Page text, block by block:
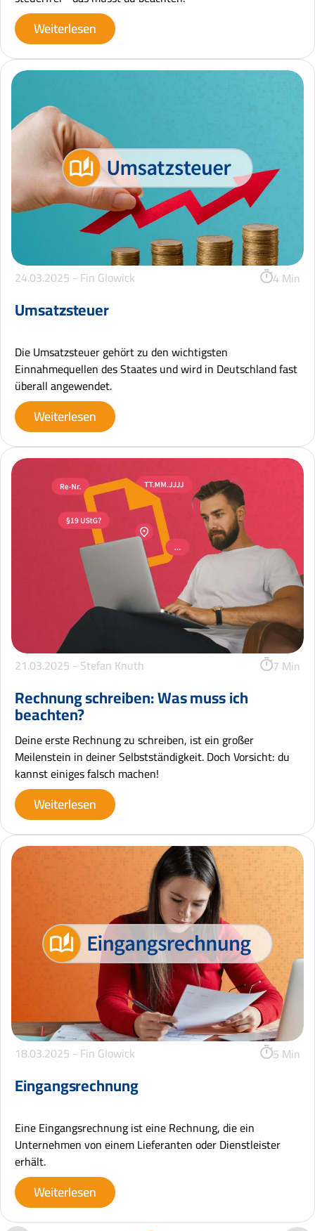
Weiterlesen
24.03.2025 - Fin Glowick 4 Min
Umsatzsteuer
Die Umsatzsteuer gehört zu den wichtigsten
Einnahmequellen des Staates und wird in Deutschland fast
überall angewendet.
Weiterlesen
21.03.2025 - Stefan Knuth 7 Min
Rechnung schreiben: Was muss ich
beachten?
Deine erste Rechnung zu schreiben, ist ein großer
Meilenstein in deiner Selbstständigkeit. Doch Vorsicht: du
kannst einiges falsch machen!
Weiterlesen
18.03.2025 - Fin Glowick 5 Min
Eingangsrechnung
Eine Eingangsrechnung ist eine Rechnung, die ein
Unternehmen von einem Lieferanten oder Dienstleister
erhält.
Weiterlesen